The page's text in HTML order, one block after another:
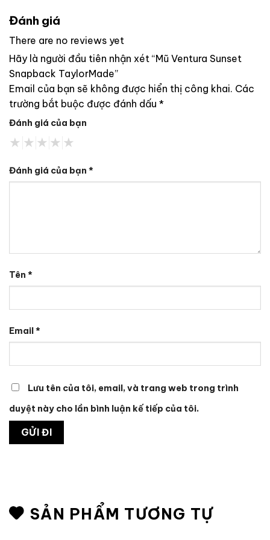
Đánh giá
There are no reviews yet
Hãy là người đầu tiên nhận xét “Mũ Ventura Sunset
Snapback TaylorMade”
Email của bạn sẽ không được hiển thị công khai. Các
trường bắt buộc được đánh dấu *
Đánh giá của bạn
Đánh giá của bạn *
Tên *
Email*
Lưu tên của tôi, email, và trang web trong trình
duyệt này cho lần bình luận kế tiếp của tôi.
SẢN PHẨM TƯƠNG TỰ